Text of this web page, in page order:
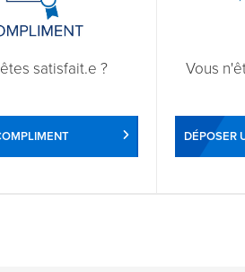
satisfait.e ? Vous
DÉPOSER